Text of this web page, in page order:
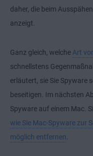
daher, die beim
anzeigt.
Ganz gleich, welcheArt
schnellstens
erläutert, sie Sie Spyware
beseitigen. Im nächsten
Spyware auf einem Mac.
wie Sie Mac-Spyware zur
möglich entfernen.